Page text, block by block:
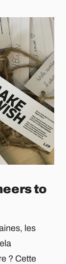
to
les
? Cette